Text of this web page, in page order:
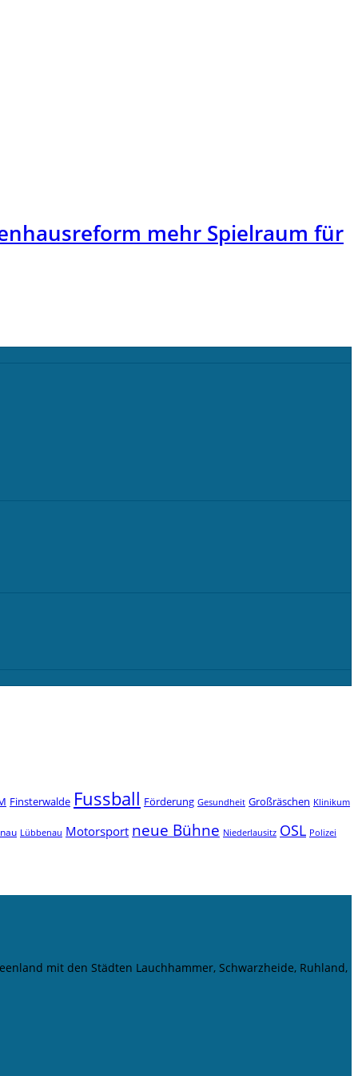
mehr Spielraum für
Finsterwalde Fussball Förderung Gesundheit Großräschen Klinikum
Lübbenau Motorsport neue Bühne Niederlausitz OSL Polizei
mit den Städten Lauchhammer, Schwarzheide, Ruhland,